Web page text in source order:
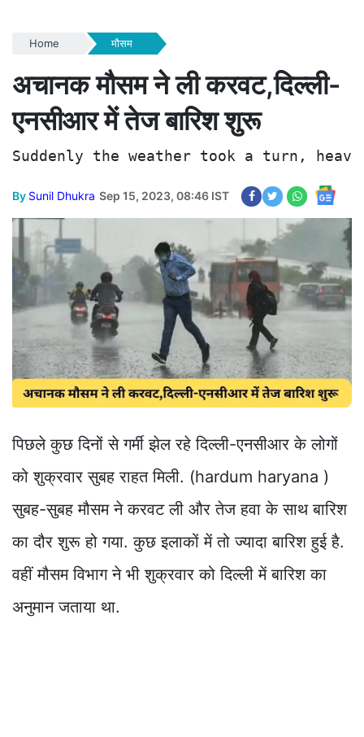
Home मौसम
अचानक मौसम ने ली करवट,दिल्ली-
एनसीआर में तेज बारिश शुरू
Suddenly the weather took a turn,
By Sunil Dhukra Sep 15, 2023, 08:46 IST
पिछले कुछ दिनों से गर्मी झेल रहे दिल्ली-एनसीआर के लोगों
को शुक्रवार सुबह राहत मिली. (hardum haryana )
सुबह-सुबह मौसम ने करवट ली और तेज हवा के साथ बारिश
का दौर शुरू हो गया. कुछ इलाकों में तो ज्यादा बारिश हुई है.
वहीं मौसम विभाग ने भी शुक्रवार को दिल्ली में बारिश का
अनुमान जताया था.